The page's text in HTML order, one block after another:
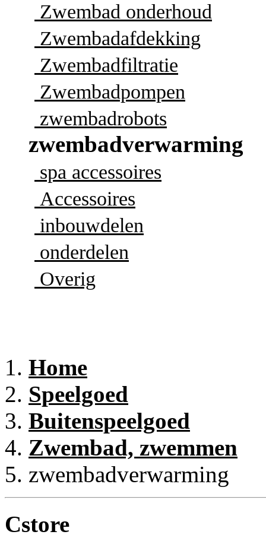
Zwembad onderhoud
Zwembadafdekking
Zwembadfiltratie
Zwembadpompen
zwembadrobots
zwembadverwarming
spa accessoires
Accessoires
inbouwdelen
onderdelen
Overig
Home
Speelgoed
Buitenspeelgoed
Zwembad, zwemmen
zwembadverwarming
Cstore